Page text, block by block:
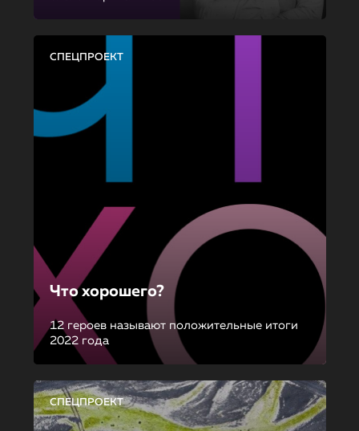
СПЕЦПРОЕКТ
Что хорошего?
12 героев называют положительные итоги
2022 года
СПЕЦПРОЕКТ